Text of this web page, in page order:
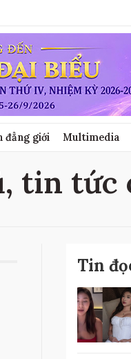
đẳng giới Multimedia
tin tức
Tin